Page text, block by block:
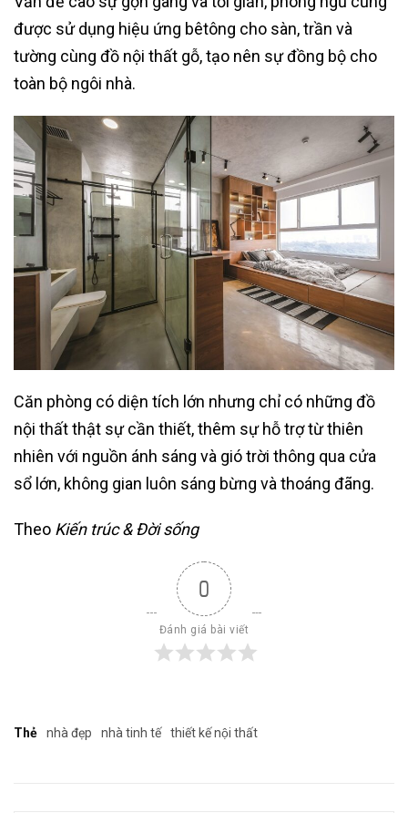
được sử dụng hiệu ứng bêtông cho sàn, trần và
tường cùng đồ nội thất gỗ, tạo nên sự đồng bộ cho
toàn bộ ngôi nhà.
Căn phòng có diện tích lớn nhưng chỉ có những đồ
nội thất thật sự cần thiết, thêm sự hỗ trợ từ thiên
nhiên với nguồn ánh sáng và gió trời thông qua cửa
sổ lớn, không gian luôn sáng bừng và thoáng đãng.
Theo Kiến trúc & Đời sống
0
Đánh giá bài viết
Thẻ nhà đẹp nhà tinh tế thiết kế nội thất